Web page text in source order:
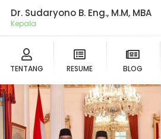
Dr. Sudaryono B. Eng., M.M, MBA
Ket
TENTANG RESUME BLOG